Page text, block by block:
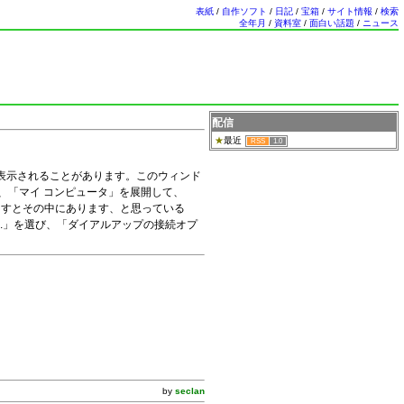
表紙 / 自作ソフト / 日記 / 宝箱 / サイト情報 / 検索
全年月 / 資料室 / 面白い話題 / ニュース
されることがあります。このウィンド
マイ コンピュータ」を展開して、
とその中にあります、と思っている
」を選び、「ダイアルアップの接続オプ
by seclan
配信
最近 RSS 1.0